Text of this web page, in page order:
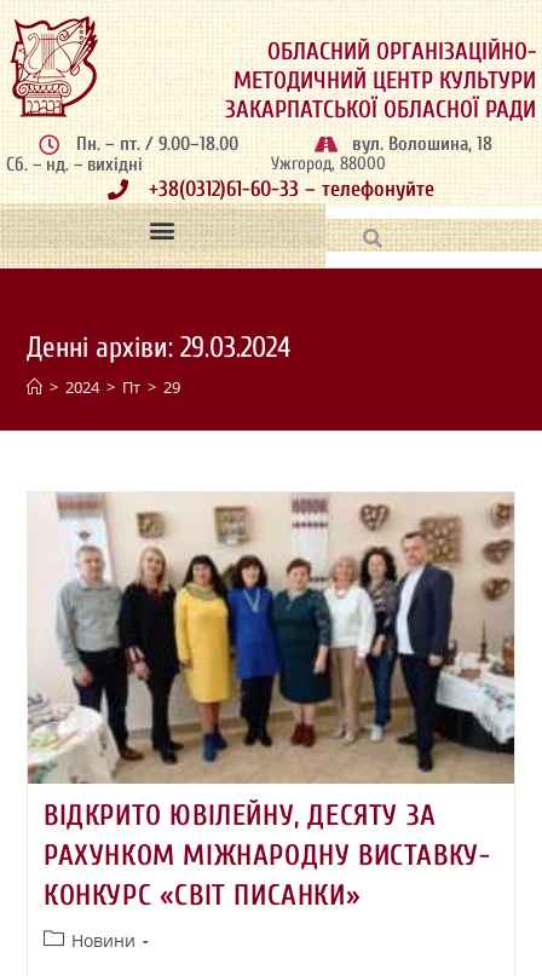
ОБЛАСНИЙ ОРГАНІЗАЦІЙНО-
МЕТОДИЧНИЙ ЦЕНТР КУЛЬТУРИ
ЗАКАРПАТСЬКОЇ ОБЛАСНОЇ РАДИ
Пн. – пт. / 9.00–18.00
Сб. – нд. – вихідні
вул. Волошина, 18
Ужгород, 88000
+38(0312)61-60-33 – телефонуйте
Денні архіви: 29.03.2024
> 2024 > Пт > 29
ВІДКРИТО ЮВІЛЕЙНУ, ДЕСЯТУ ЗА
РАХУНКОМ МІЖНАРОДНУ ВИСТАВКУ-
КОНКУРС «СВІТ ПИСАНКИ»
Новини